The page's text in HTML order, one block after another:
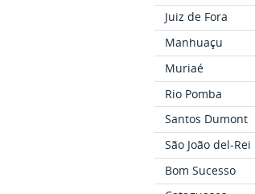
Juiz de Fora
Manhuaçu
Muriaé
Rio Pomba
Santos Dumont
São João del-Rei
Bom Sucesso